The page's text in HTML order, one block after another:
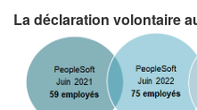
La déclaration volontaire